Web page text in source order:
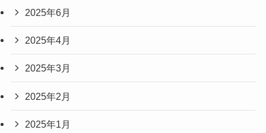
2025年6月
2025年4月
2025年3月
2025年2月
2025年1月